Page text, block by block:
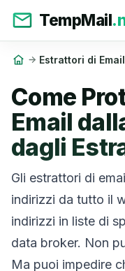
TempMail
Estrattori di Email
Come
Email
dagli
Gli estrattori di
indirizzi da tutto il
indirizzi in liste di
data broker. Non
Ma puoi impedire